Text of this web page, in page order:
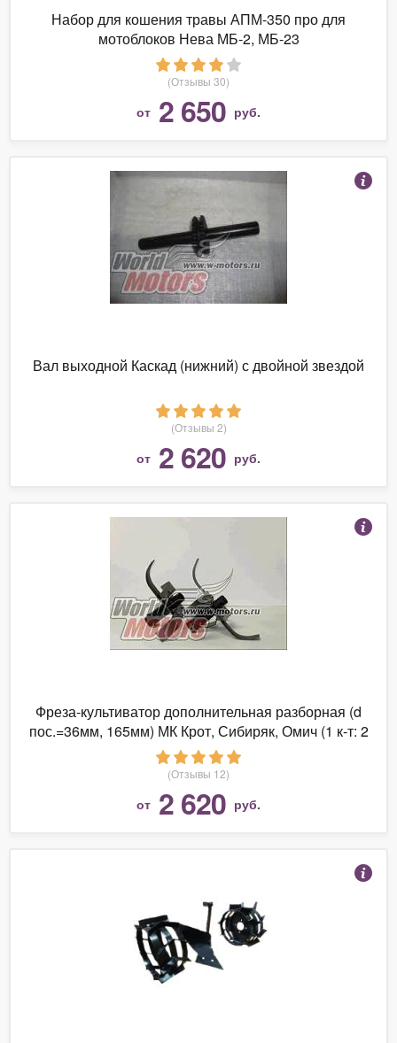
Набор для кошения травы АПМ-350 про для
мотоблоков Нева МБ-2, МБ-23
(Отзывы 30)
от 2 650 руб.
Вал выходной Каскад (нижний) с двойной звездой
(Отзывы 2)
от 2 620 руб.
Фреза-культиватор дополнительная разборная (d
пос.=36мм, 165мм) МК Крот, Сибиряк, Омич (1 к-т: 2
шт)
(Отзывы 12)
от 2 620 руб.